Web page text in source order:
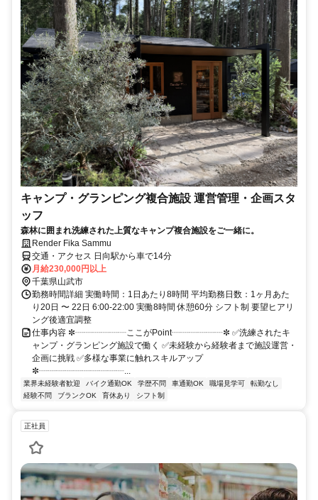
キャンプ・グランピング複合施設 運営管理・企画スタ
ッフ
森林に囲まれ洗練された上質なキャンプ複合施設をご一緒に。
Render Fika Sammu
交通・アクセス 日向駅から車で14分
月給230,000円以上
千葉県山武市
勤務時間詳細 実働時間：1日あたり8時間 平均勤務日数：1ヶ月あた
り20日 〜 22日 6:00-22:00 実働8時間 休憩60分 シフト制 要望ヒアリ
ング後適宜調整
仕事内容 ✼┈┈┈┈┈┈ここがPoint┈┈┈┈┈┈✼ ✅洗練されたキ
ャンプ・グランピング施設で働く ✅未経験から経験者まで施設運営・
企画に挑戦 ✅多様な事業に触れスキルアップ
✼┈┈┈┈┈┈┈┈┈┈...
業界未経験者歓迎 バイク通勤OK 学歴不問 車通勤OK 職場見学可
転勤なし
経験不問
ブランクOK 育休あり シフト制
正社員